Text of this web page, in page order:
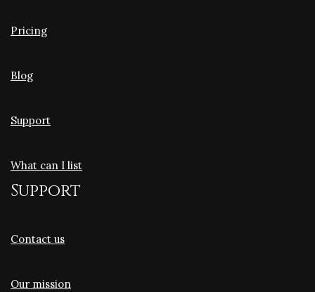
Pricing
Blog
Support
What can I list
Support
Contact us
Our mission